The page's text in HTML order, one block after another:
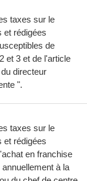
taxes sur le
et rédigées
de
et 3 et de l'article
directeur
".
taxes sur le
et rédigées
en franchise
à la